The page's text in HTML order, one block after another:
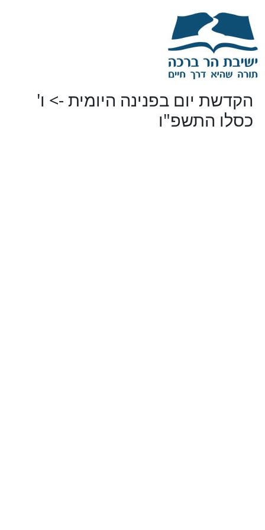
הקדשת יום בפנינה היומית -> ו'
כסלו התשפ"ו